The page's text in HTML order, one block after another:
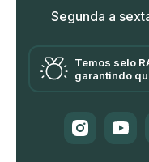
Segunda a
Temos selo
garantindo